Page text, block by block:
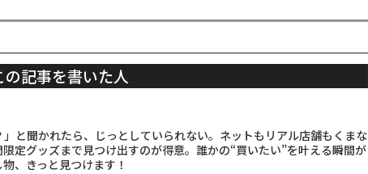
の記事を書いた人
」と聞かれたら、じっとしていられない。ネットもリアル店舗もくまな
定グッズまで見つけ出すのが得意。誰かの“買いたい”を叶える瞬間が
、きっと見つけます！